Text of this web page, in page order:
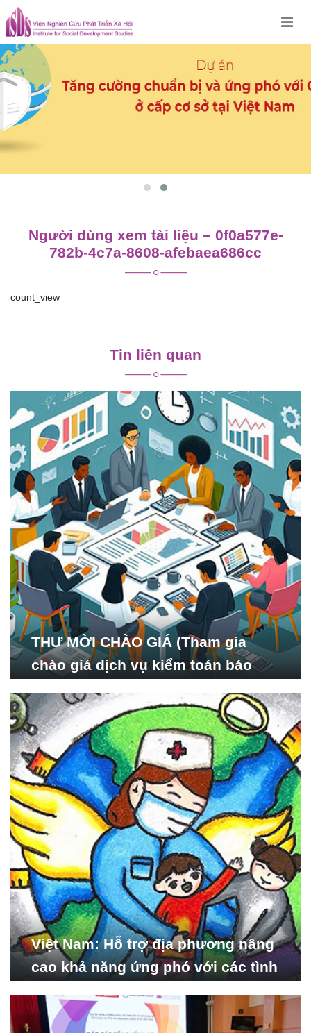
Skip
to
content
Người dùng xem tài liệu – 0f0a577e-
782b-4c7a-8608-afebaea686cc
count_view
viết
Tin liên quan
THƯ MỜI CHÀO GIÁ (Tham gia
chào giá dịch vụ kiểm toán báo
Nghiên cứu Phát triển Xã
hội_ISDS)
Việt Nam: Hỗ trợ địa phương nâng
cao khả năng ứng phó với các tình